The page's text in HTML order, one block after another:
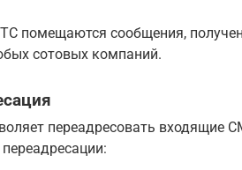
помещаются сообщения,
сотовых компаний.
переадресовать входящие